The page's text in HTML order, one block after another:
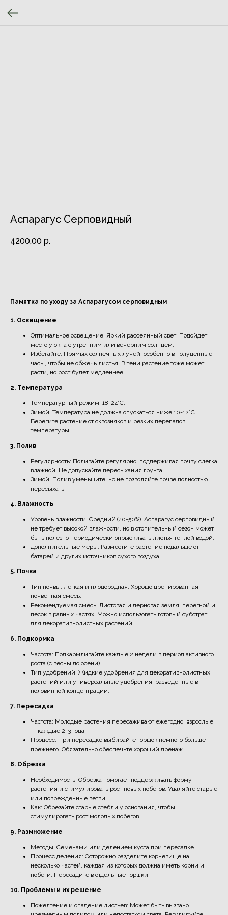
Аспарагус Серповидный
4200,00 р.
Памятка по уходу за Аспарагусом серповидным
1. Освещение
Оптимальное освещение: Яркий рассеянный свет. Подойдет
место у окна с утренним или вечерним солнцем.
Избегайте: Прямых солнечных лучей, особенно в полуденные
часы, чтобы не обжечь листья. В тени растение тоже может
расти, но рост будет медленнее.
2. Температура
Температурный режим: 18-24°C.
Зимой: Температура не должна опускаться ниже 10-12°C.
Берегите растение от сквозняков и резких перепадов
температуры.
3. Полив
Регулярность: Поливайте регулярно, поддерживая почву слегка
влажной. Не допускайте пересыхания грунта.
Зимой: Полив уменьшите, но не позволяйте почве полностью
пересыхать.
4. Влажность
Уровень влажности: Средний (40-50%). Аспарагус серповидный
не требует высокой влажности, но в отопительный сезон может
быть полезно периодически опрыскивать листья теплой водой.
Дополнительные меры: Разместите растение подальше от
батарей и других источников сухого воздуха.
5. Почва
Тип почвы: Легкая и плодородная. Хорошо дренированная
почвенная смесь.
Рекомендуемая смесь: Листовая и дерновая земля, перегной и
песок в равных частях. Можно использовать готовый субстрат
для декоративнолистных растений.
6. Подкормка
Частота: Подкармливайте каждые 2 недели в период активного
роста (с весны до осени).
Тип удобрений: Жидкие удобрения для декоративнолистных
растений или универсальные удобрения, разведенные в
половинной концентрации.
7. Пересадка
Частота: Молодые растения пересаживают ежегодно, взрослые
— каждые 2-3 года.
Процесс: При пересадке выбирайте горшок немного больше
прежнего. Обязательно обеспечьте хороший дренаж.
8. Обрезка
Необходимость: Обрезка помогает поддерживать форму
растения и стимулировать рост новых побегов. Удаляйте старые
или поврежденные ветви.
Как: Обрезайте старые стебли у основания, чтобы
стимулировать рост молодых побегов.
9. Размножение
Методы: Семенами или делением куста при пересадке.
Процесс деления: Осторожно разделите корневище на
несколько частей, каждая из которых должна иметь корни и
побеги. Пересадите в отдельные горшки.
10. Проблемы и их решение
Пожелтение и опадение листьев: Может быть вызвано